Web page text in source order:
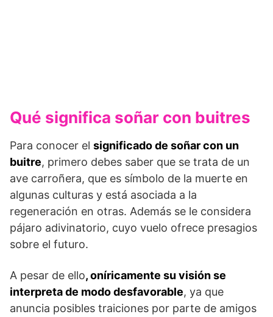
Qué significa soñar con buitres
Para conocer el significado de soñar con un
buitre, primero debes saber que se trata de un
ave carroñera, que es símbolo de la muerte en
algunas culturas y está asociada a la
regeneración en otras. Además se le considera
pájaro adivinatorio, cuyo vuelo ofrece presagios
sobre el futuro.
A pesar de ello, oníricamente su visión se
interpreta de modo desfavorable, ya que
anuncia posibles traiciones por parte de amigos